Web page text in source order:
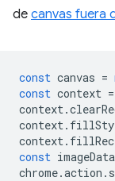
de canvas fuera
const canvas =
const context =
context.
context.
context.
const imageData
chrome.action .